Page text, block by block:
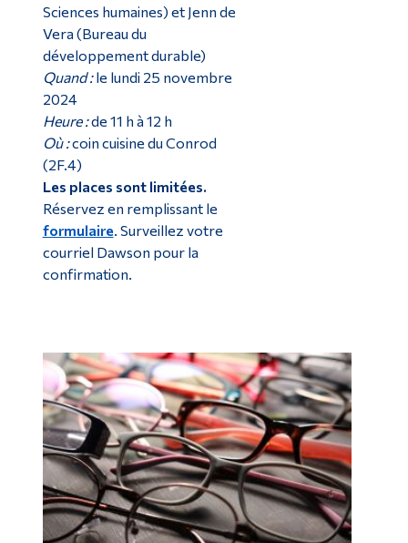
Sciences humaines) et Jenn de
Vera (Bureau du
développement durable)
Quand :le lundi 25 novembre
2024
Heure :de 11 h à 12 h
Où :coin cuisine du Conrod
(2F.4)
Les places sont limitées.
Réservez en remplissant le
formulaire. Surveillez votre
courriel Dawson pour la
confirmation.